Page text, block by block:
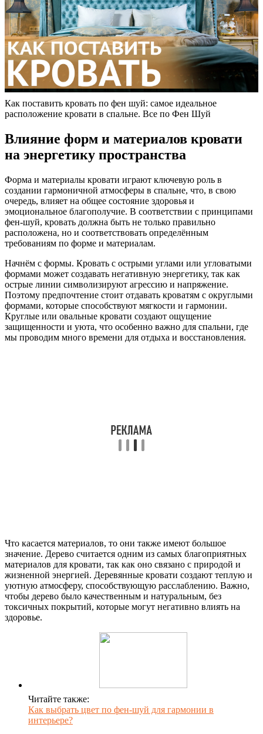
Как поставить кровать по фен шуй: самое идеальное
расположение кровати в спальне. Все по Фен Шуй
Влияние форм и материалов кровати
на энергетику пространства
Форма и материалы кровати играют ключевую роль в
создании гармоничной атмосферы в спальне, что, в свою
очередь, влияет на общее состояние здоровья и
эмоциональное благополучие. В соответствии с принципами
фен-шуй, кровать должна быть не только правильно
расположена, но и соответствовать определённым
требованиям по форме и материалам.
Начнём с формы. Кровать с острыми углами или угловатыми
формами может создавать негативную энергетику, так как
острые линии символизируют агрессию и напряжение.
Поэтому предпочтение стоит отдавать кроватям с округлыми
формами, которые способствуют мягкости и гармонии.
Круглые или овальные кровати создают ощущение
защищенности и уюта, что особенно важно для спальни, где
мы проводим много времени для отдыха и восстановления.
Что касается материалов, то они также имеют большое
значение. Дерево считается одним из самых благоприятных
материалов для кровати, так как оно связано с природой и
жизненной энергией. Деревянные кровати создают теплую и
уютную атмосферу, способствующую расслаблению. Важно,
чтобы дерево было качественным и натуральным, без
токсичных покрытий, которые могут негативно влиять на
здоровье.
Читайте также:
Как выбрать цвет по фен-шуй для гармонии в
интерьере?